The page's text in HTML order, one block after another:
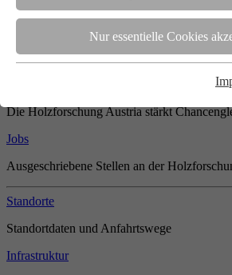
Nur essentielle Cookies
Team
Unsere gesamte Kompetenz ist in unseren
gebündelt
Die Holzforschung Austria stärkt
Jobs
Ausgeschriebene Stellen an der
Standorte
Standortdaten und Anfahrtswege
Infrastruktur